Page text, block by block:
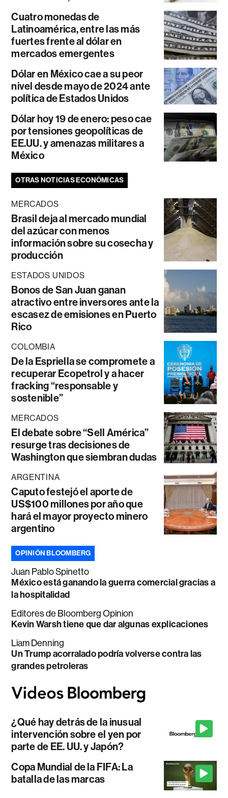
Cuatro monedas de
Latinoamérica, entre las más
fuertes frente al dólar en
mercados emergentes
Dólar en México cae a su peor
nivel desde mayo de 2024 ante
política de Estados Unidos
Dólar hoy 19 de enero: peso cae
por tensiones geopolíticas de
EE.UU. y amenazas militares a
México
OTRAS NOTICIAS ECONÓMICAS
MERCADOS
Brasil deja al mercado mundial
del azúcar con menos
información sobre su cosecha y
producción
ESTADOS UNIDOS
Bonos de San Juan ganan
atractivo entre inversores ante la
escasez de emisiones en Puerto
Rico
COLOMBIA
De la Espriella se compromete a
recuperar Ecopetrol y a hacer
fracking “responsable y
sostenible”
MERCADOS
El debate sobre “Sell América”
resurge tras decisiones de
Washington que siembran dudas
ARGENTINA
Caputo festejó el aporte de
US$100 millones por año que
hará el mayor proyecto minero
argentino
OPINIÓN BLOOMBERG
Juan Pablo Spinetto
México está ganando la guerra comercial gracias a
la hospitalidad
Editores de Bloomberg Opinion
Kevin Warsh tiene que dar algunas explicaciones
Liam Denning
Un Trump acorralado podría volverse contra las
grandes petroleras
¿Qué hay detrás de la inusual
intervención sobre el yen por
parte de EE. UU. y Japón?
Copa Mundial de la FIFA: La
batalla de las marcas